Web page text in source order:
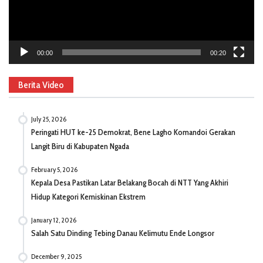
00:00 00:20
Berita Video
July 25, 2026
Peringati HUT ke-25 Demokrat, Bene Lagho Komandoi Gerakan
Langit Biru di Kabupaten Ngada
February 5, 2026
Kepala Desa Pastikan Latar Belakang Bocah di NTT Yang Akhiri
Hidup Kategori Kemiskinan Ekstrem
January 12, 2026
Salah Satu Dinding Tebing Danau Kelimutu Ende Longsor
December 9, 2025